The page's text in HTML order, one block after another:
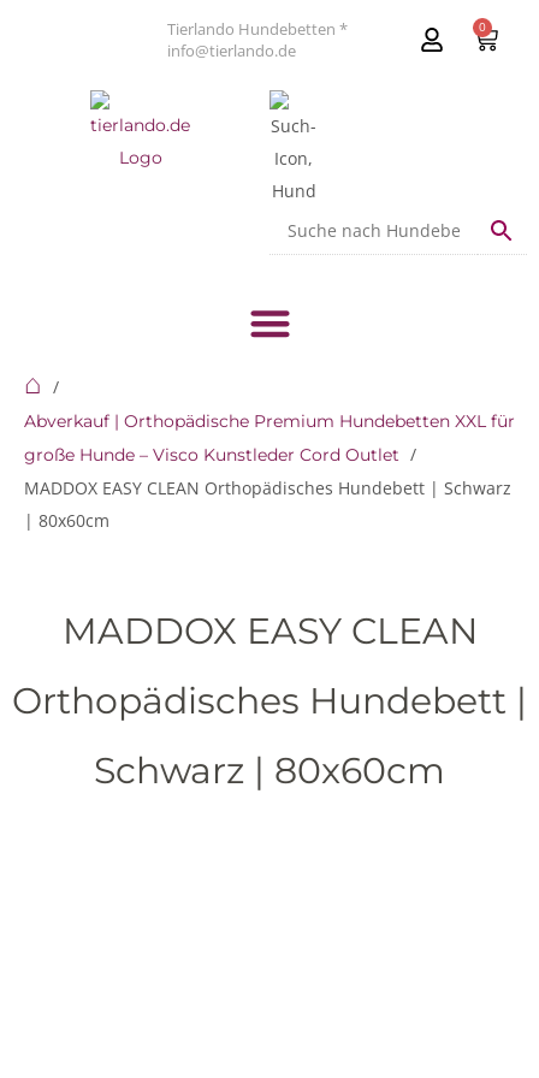
Tierlando Hundebetten *
info@tierlando.de
0
⌂
Abverkauf | Orthopädische Premium Hundebetten XXL für
große Hunde – Visco Kunstleder Cord Outlet
MADDOX EASY CLEAN Orthopädisches Hundebett | Schwarz
| 80x60cm
MADDOX EASY CLEAN
Orthopädisches Hundebett |
Schwarz | 80x60cm